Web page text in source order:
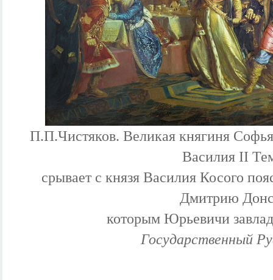
П.П.Чистяков. Великая княгиня Софья
Василия II
срывает с князя Василия Косого
Дмитрию
которым Юрьевичи
Государственный